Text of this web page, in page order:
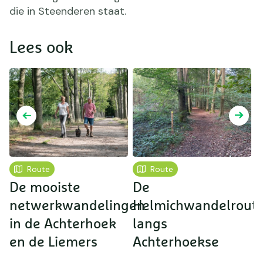
die in Steenderen staat.
Lees ook
Route
De mooiste
netwerkwandelingen
in de Achterhoek
en de Liemers
Route
De
langs
Achterhoekse